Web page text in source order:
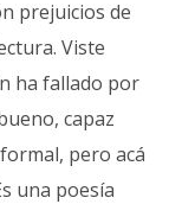
prejuicios de
Viste
ha fallado por
capaz
pero acá
una poesía